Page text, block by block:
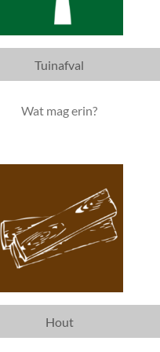
Tuinafval
Wat mag erin?
Hout